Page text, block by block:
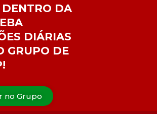
DA
DIÁRIAS
GRUPO DE
no Grupo